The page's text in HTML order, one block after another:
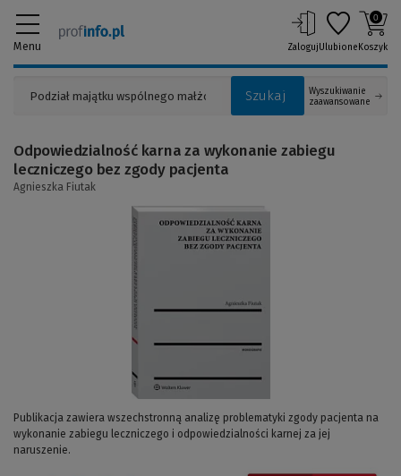
Menu
Szukaj
Wyszukiwanie
zaawansowane
ZalogujUlubione
0
Koszyk
(Link
Publikacja zawiera wszechstronną analizę problematyki zgody pacjenta na
wykonanie zabiegu leczniczego i odpowiedzialności karnej za jej
naruszenie.
Odpowiedzialność karna za wykonanie zabiegu
leczniczego bez zgody pacjenta
Agnieszka Fiutak